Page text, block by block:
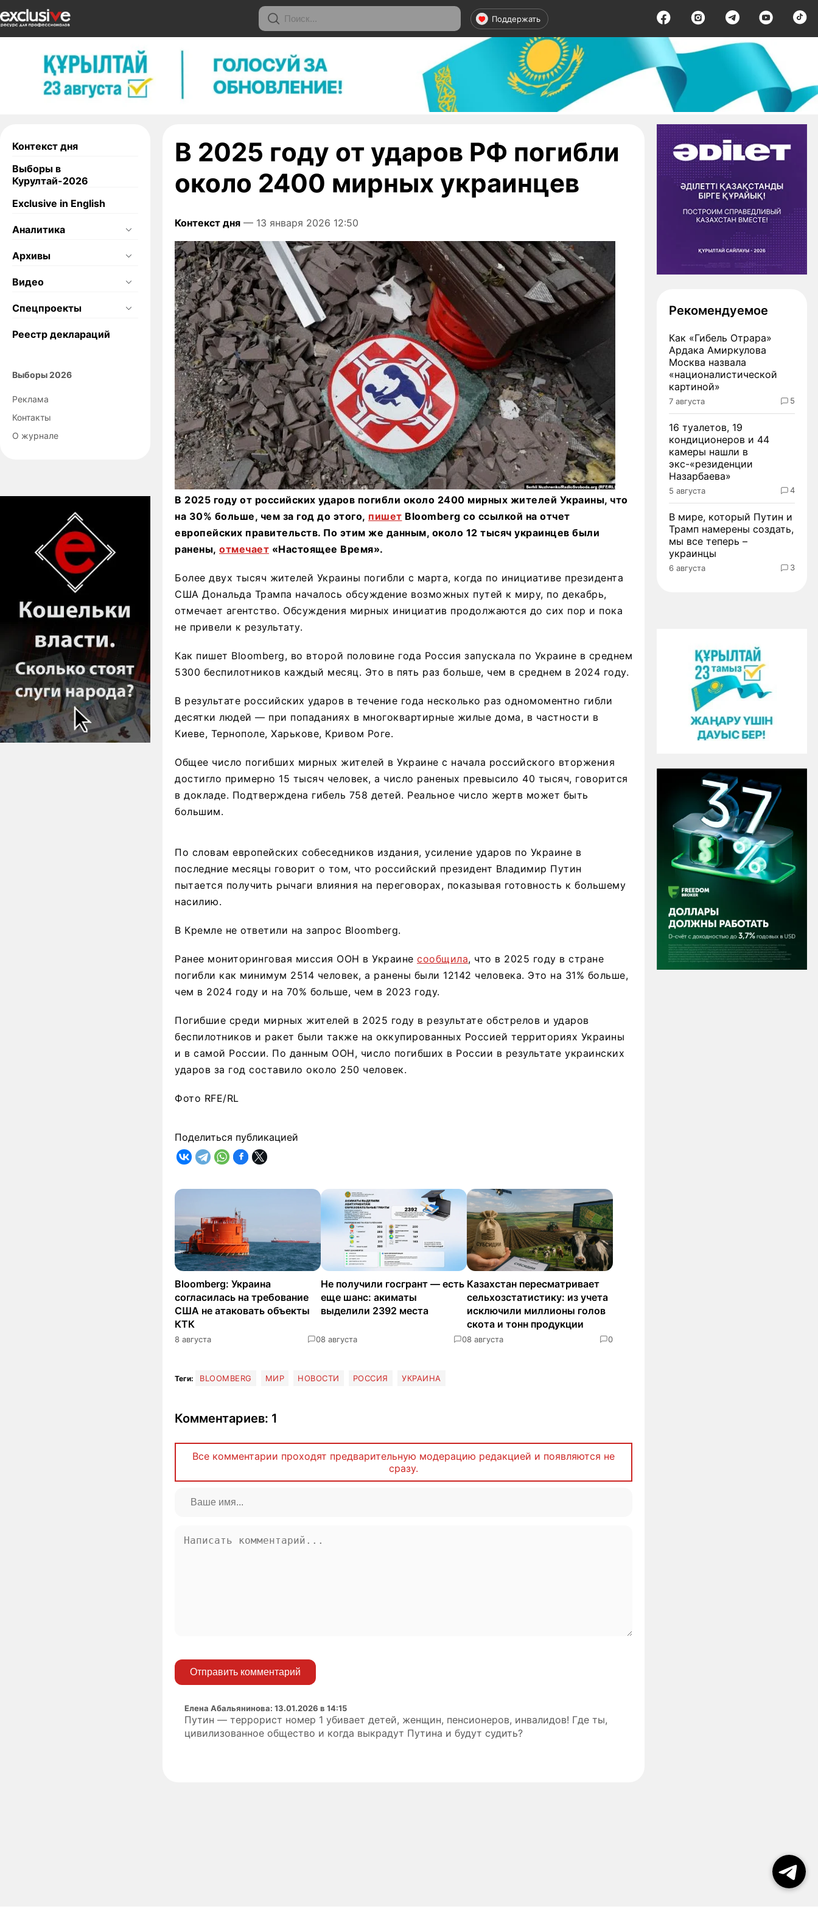
Поддержать
Контекст дня
Выборы в
Курултай-2026
Exclusive in English
Аналитика
Архивы
Видео
Спецпроекты
Реестр деклараций
Выборы 2026
Реклама
Контакты
О журнале
В 2025 году от ударов РФ погибли
около 2400 мирных украинцев
Контекст дня — 13 января 2026 12:50
В 2025 году от российских ударов погибли около 2400 мирных жителей Украины, что
на 30% больше, чем за год до этого, пишет Bloomberg со ссылкой на отчет
европейских правительств. По этим же данным, около 12 тысяч украинцев были
ранены, отмечает «Настоящее Время».
Более двух тысяч жителей Украины погибли с марта, когда по инициативе президента
США Дональда Трампа началось обсуждение возможных путей к миру, по декабрь,
отмечает агентство. Обсуждения мирных инициатив продолжаются до сих пор и пока
не привели к результату.
Как пишет Bloomberg, во второй половине года Россия запускала по Украине в среднем
5300 беспилотников каждый месяц. Это в пять раз больше, чем в среднем в 2024 году.
В результате российских ударов в течение года несколько раз одномоментно гибли
десятки людей — при попаданиях в многоквартирные жилые дома, в частности в
Киеве, Тернополе, Харькове, Кривом Роге.
Общее число погибших мирных жителей в Украине с начала российского вторжения
достигло примерно 15 тысяч человек, а число раненых превысило 40 тысяч, говорится
в докладе. Подтверждена гибель 758 детей. Реальное число жертв может быть
большим.
По словам европейских собеседников издания, усиление ударов по Украине в
последние месяцы говорит о том, что российский президент Владимир Путин
пытается получить рычаги влияния на переговорах, показывая готовность к большему
насилию.
В Кремле не ответили на запрос Bloomberg.
Ранее мониторинговая миссия ООН в Украине сообщила, что в 2025 году в стране
погибли как минимум 2514 человек, а ранены были 12142 человека. Это на 31% больше,
чем в 2024 году и на 70% больше, чем в 2023 году.
Погибшие среди мирных жителей в 2025 году в результате обстрелов и ударов
беспилотников и ракет были также на оккупированных Россией территориях Украины
и в самой России. По данным ООН, число погибших в России в результате украинских
ударов за год составило около 250 человек.
Фото RFE/RL
Поделиться публикацией
Bloomberg: Украина
согласилась на требование
США не атаковать объекты
КТК
8 августа 0
Не получили госгрант — есть
еще шанс: акиматы
выделили 2392 места
8 августа 0
Казахстан пересматривает
сельхозстатистику: из учета
исключили миллионы голов
скота и тонн продукции
8 августа 0
Теги: BLOOMBERG МИР НОВОСТИ РОССИЯ УКРАИНА
Комментариев: 1
Все комментарии проходят предварительную модерацию редакцией и появляются не
сразу.
Отправить комментарий
Елена Абальянинова: 13.01.2026 в 14:15
Путин — террорист номер 1 убивает детей, женщин, пенсионеров, инвалидов! Где ты,
цивилизованное общество и когда выкрадут Путина и будут судить?
Рекомендуемое
Как «Гибель Отрара»
Ардака Амиркулова
Москва назвала
«националистической
картиной»
7 августа 5
16 туалетов, 19
кондиционеров и 44
камеры нашли в
экс-«резиденции
Назарбаева»
5 августа 4
В мире, который Путин и
Трамп намерены создать,
мы все теперь –
украинцы
6 августа 3